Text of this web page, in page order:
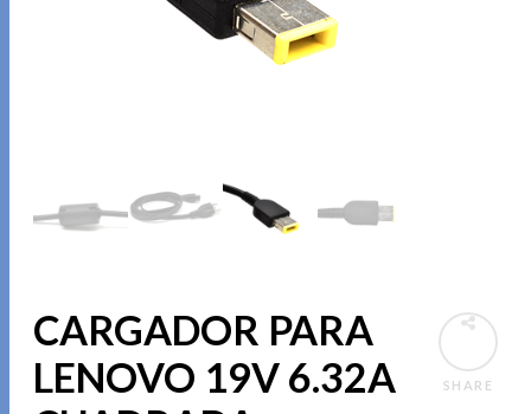
SHARE
CARGADOR PARA
LENOVO 19V 6.32A